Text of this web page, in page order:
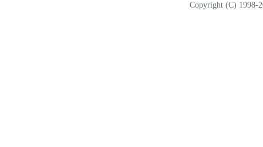
Copyright (C) 1998-